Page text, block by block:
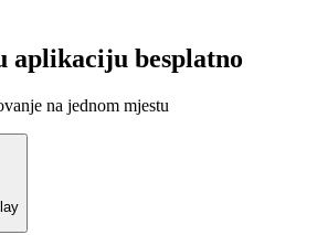
aplikaciju besplatno
na jednom mjestu